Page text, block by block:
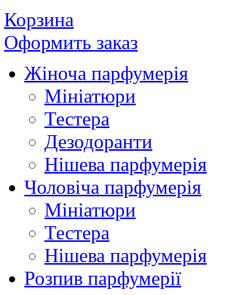
Корзина
Оформить заказ
Жіноча парфумерія
Мініатюри
Тестера
Дезодоранти
Нішева парфумерія
Чоловіча парфумерія
Мініатюри
Тестера
Нішева парфумерія
Розпив парфумерії